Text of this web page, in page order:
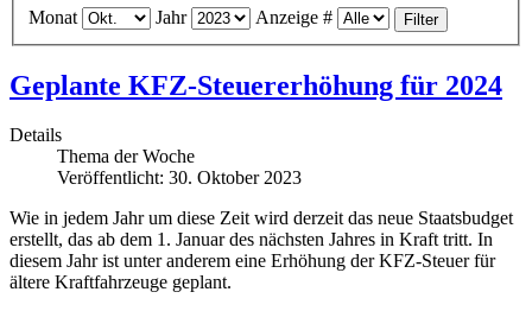
Monat
Jahr Anzeige # Filter
Geplante KFZ-Steuererhöhung für 2024
Details
Thema der Woche
Veröffentlicht: 30. Oktober 2023
Wie in jedem Jahr um diese Zeit wird derzeit das neue Staatsbudget
erstellt, das ab dem 1. Januar des nächsten Jahres in Kraft tritt. In
diesem Jahr ist unter anderem eine Erhöhung der KFZ-Steuer für
ältere Kraftfahrzeuge geplant.